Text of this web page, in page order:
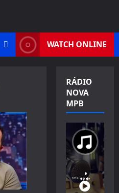
WATCH ONLINE
RÁDIO
NOVA
MPB